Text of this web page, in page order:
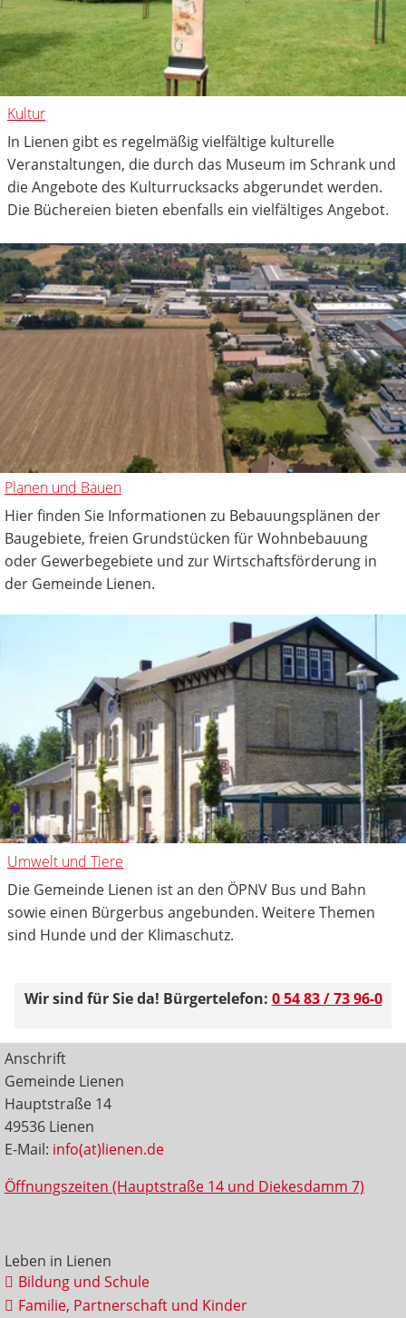
Kultur
In Lienen gibt es regelmäßig vielfältige kulturelle
Veranstaltungen, die durch das Museum im Schrank und
die Angebote des Kulturrucksacks abgerundet werden.
Die Büchereien bieten ebenfalls ein vielfältiges Angebot.
Planen und Bauen
Hier finden Sie Informationen zu Bebauungsplänen der
Baugebiete, freien Grundstücken für Wohnbebauung
oder Gewerbegebiete und zur Wirtschaftsförderung in
der Gemeinde Lienen.
Umwelt und Tiere
Die Gemeinde Lienen ist an den ÖPNV Bus und Bahn
sowie einen Bürgerbus angebunden. Weitere Themen
sind Hunde und der Klimaschutz.
Wir sind für Sie da! Bürgertelefon: 0 54 83 / 73 96-0
Anschrift
Gemeinde Lienen
Hauptstraße 14
49536 Lienen
E-Mail: info(at)lienen.de
Öffnungszeiten (Hauptstraße 14 und Diekesdamm 7)
Leben in Lienen
Bildung und Schule
Familie, Partnerschaft und Kinder